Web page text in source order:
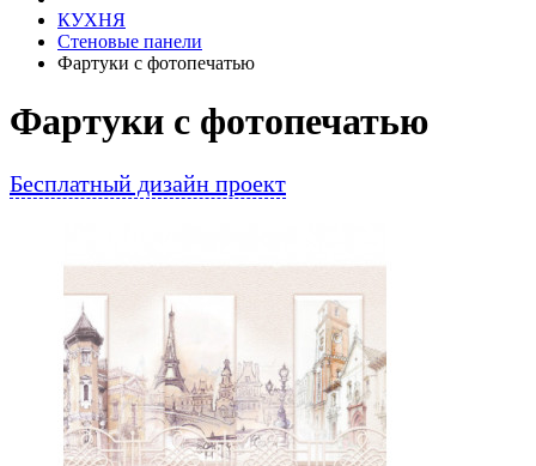
КУХНЯ
Стеновые панели
Фартуки с фотопечатью
Фартуки с фотопечатью
Бесплатный дизайн проект